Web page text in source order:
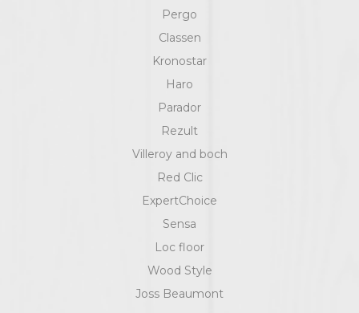
Pergo
Classen
Kronostar
Haro
Parador
Rezult
Villeroy and boch
Red Clic
ExpertChoice
Sensa
Loc floor
Wood Style
Joss Beaumont